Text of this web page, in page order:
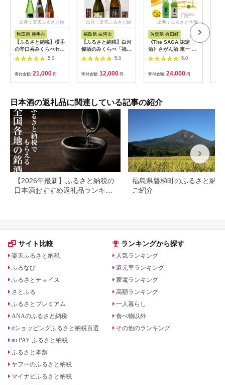
出典：楽天ふるさと納
税
秋田県 横手市
【ふるさと納税】横手
の辛口呑みくらべセッ
ト まんさくの花・天
の戸・阿櫻 720ml×3
5.0
寄付金額: 21,000 円
出典：楽天ふるさと納
税
福島県 白河市
【ふるさと納税】白河
銘酒のみくらべ「福島
産酒米“夢の香”vs北
海道産酒米“吟風” フ
レッシュな香りを楽し
むセット」 F21R-593
5.0
寄付金額: 12,000 円
出典：ふるさと本舗
佐賀県 有田町
《The SAGA 認定
酒》さがん酒 東一 山
田錦特別純米酒 / 東一
純米酒 1.8L×2本【佐
嘉蔵屋】プラチナ受賞
佐賀限定 低アルコー
ル 五町田酒造 佐嘉蔵
5.0
寄付金額: 24,000 円
日本酒の返礼品に関連している記事の紹介
【2026年最新】ふるさと納税の
日本酒おすすめ返礼品ランキン
福島県磐梯町のふるさと納税
ご紹介
サイト比較
楽天ふるさと納税
ふるなび
ふるさとチョイス
さとふる
ふるさとプレミアム
ANAのふるさと納税
dショッピングふるさと納税百選
au PAY ふるさと納税
ふるさと本舗
ヤフーのふるさと納税
マイナビふるさと納税
ランキングから探す
人気ランキング
還元率ランキング
家電ランキング
高額ランキング
一人暮らし
食べ物以外
その他のランキング